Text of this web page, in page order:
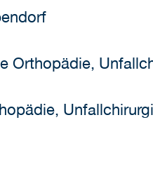
Orthopädie,